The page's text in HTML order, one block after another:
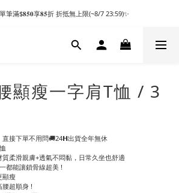
筆滿$𝟖𝟓𝟎享𝟖𝟓折 折抵無上限(~8/7 23:59)✨
顯瘦一字肩T恤 / 3
接下單不用問🚚24𝗛出貨全年無休
柔滑親膚+透氣不悶黏，日常久坐也舒適
都能讓鎖骨線超美 !
顯瘦
腰超順身 !